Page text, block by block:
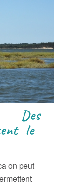
le
on peut